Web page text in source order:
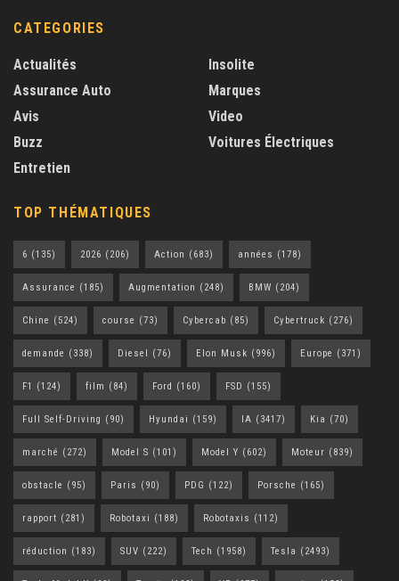
CATEGORIES
Actualités
Assurance Auto
Avis
Buzz
Entretien
Insolite
Marques
Video
Voitures Électriques
TOP THÉMATIQUES
6 (135) 2026 (206) Action (683) années (178)
Assurance (185) Augmentation (248) BMW (204)
Chine (524) course (73) Cybercab (85) Cybertruck (276)
demande (338) Diesel (76) Elon Musk (996) Europe (371)
F1 (124) film (84) Ford (160) FSD (155)
Full Self-Driving (90) Hyundai (159) IA (3417) Kia (70)
marché (272) Model S (101) Model Y (602) Moteur (839)
obstacle (95) Paris (90) PDG (122) Porsche (165)
rapport (281) Robotaxi (188) Robotaxis (112)
réduction (183) SUV (222) Tech (1958) Tesla (2493)